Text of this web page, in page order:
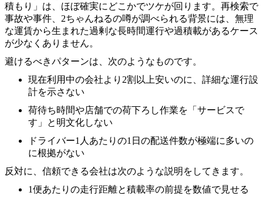
積もり」は、ほぼ確実にどこかでツケが回ります。再検索で
事故や事件、2ちゃんねるの噂が調べられる背景には、無理
な運賃から生まれた過剰な長時間運行や過積載があるケース
が少なくありません。
避けるべきパターンは、次のようなものです。
現在利用中の会社より2割以上安いのに、詳細な運行設
計を示さない
荷待ち時間や店舗での荷下ろし作業を「サービスで
す」と明文化しない
ドライバー1人あたりの1日の配送件数が極端に多いの
に根拠がない
反対に、信頼できる会社は次のような説明をしてきます。
1便あたりの走行距離と積載率の前提を数値で見せる